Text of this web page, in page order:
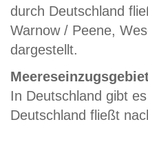
durch Deutschland
Warnow / Peene,
dargestellt.
In Deutschland gibt
Deutschland fließt